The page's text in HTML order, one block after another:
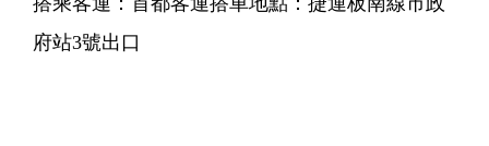
府站3號出口